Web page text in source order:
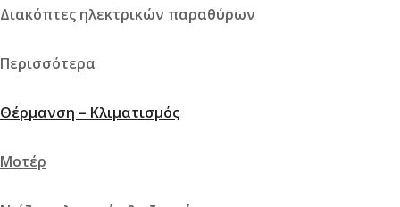
Διακόπτες ηλεκτρικών παραθύρων
Περισσότερα
Θέρμανση – Κλιματισμός
Μοτέρ